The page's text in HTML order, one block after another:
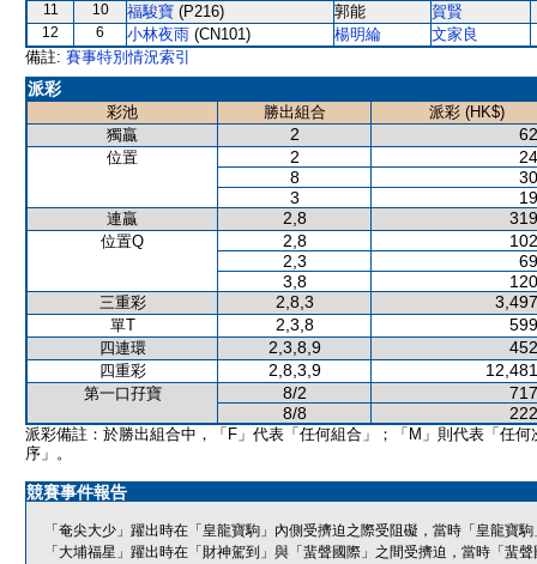
11 10 福駿寶 (P216) 郭能 賀賢
12 6 小林夜雨 (CN101) 楊明綸
文家良
備註: 賽事特別情況索引
派彩
彩池 勝出組合
派彩 (HK$)
獨贏
2
位置 2
8
3
連贏 2,8
位置Q 2,8
2,3
3,8
三重彩 2,8,3
單T 2,3,8
四連環 2,3,8,9
四重彩 2,8,3,9
第一口孖寶 8/2
8/8
派彩備註：於勝出組合中，「F」代表「任何組合」；「M」則代表「任何
序」。
競賽事件報告
「奄尖大少」躍出時在「皇龍寶駒」內側受擠迫之際受阻礙，當時「皇龍寶
「大埔福星」躍出時在「財神駕到」與「蜚聲國際」之間受擠迫，當時「蜚